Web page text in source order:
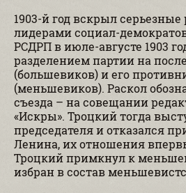
1903-й год вскрыл
лидерами социал-
РСДРП в июле-августе 1903
разделением партии на
(большевиков) и его
(меньшевиков). Раскол
съезда – на совещании
«Искры». Троцкий тогда
председателя и отказался
Ленина, их отношения
Троцкий примкнул к
избран в состав